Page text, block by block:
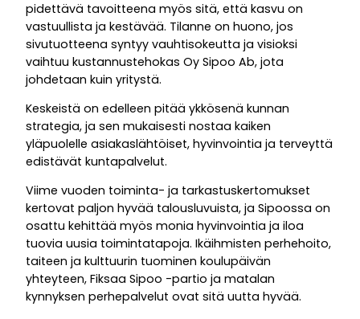
pidettävä tavoitteena myös sitä, että kasvu on
vastuullista ja kestävää. Tilanne on huono, jos
sivutuotteena syntyy vauhtisokeutta ja visioksi
vaihtuu kustannustehokas Oy Sipoo Ab, jota
johdetaan kuin yritystä.
Keskeistä on edelleen pitää ykkösenä kunnan
strategia, ja sen mukaisesti nostaa kaiken
yläpuolelle asiakaslähtöiset, hyvinvointia ja terveyttä
edistävät kuntapalvelut.
Viime vuoden toiminta- ja tarkastuskertomukset
kertovat paljon hyvää talousluvuista, ja Sipoossa on
osattu kehittää myös monia hyvinvointia ja iloa
tuovia uusia toimintatapoja. Ikäihmisten perhehoito,
taiteen ja kulttuurin tuominen koulupäivän
yhteyteen, Fiksaa Sipoo -partio ja matalan
kynnyksen perhepalvelut ovat sitä uutta hyvää.